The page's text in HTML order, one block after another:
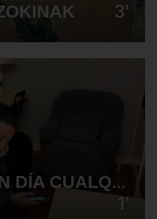
3'
INCERTIDUMBRE, UN DÍA CUALQUIERA - UNIDES
1'